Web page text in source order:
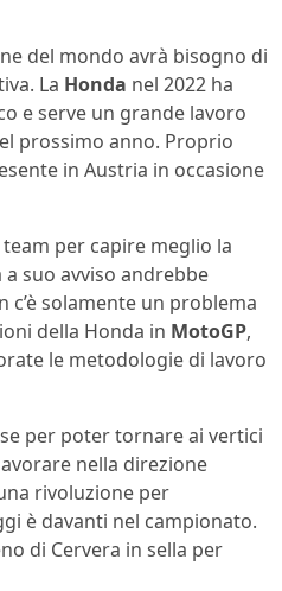
del mondo avrà bisogno di
La Honda nel 2022 ha
e serve un grande lavoro
prossimo anno. Proprio
in Austria in occasione
per capire meglio la
suo avviso andrebbe
c’è solamente un problema
della Honda in MotoGP,
le metodologie di lavoro
per poter tornare ai vertici
nella direzione
rivoluzione per
è davanti nel campionato.
di Cervera in sella per